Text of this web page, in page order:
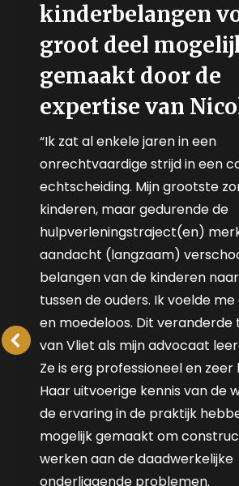
kinderbelangen
groot deel
gemaakt door de
expertise van
“Ik zat al enkele jaren in een
onrechtvaardige strijd in een
echtscheiding. Mijn grootste
kinderen, maar gedurende de
hulpverleningstraject(en)
aandacht (langzaam)
belangen van de kinderen
tussen de ouders. Ik voelde
en moedeloos. Dit veranderde
van Vliet als mijn advocaat
Ze is erg professioneel en zeer
Haar uitvoerige kennis van de
de ervaring in de praktijk
mogelijk gemaakt om
werken aan de daadwerkelijke
onderliggende problemen.